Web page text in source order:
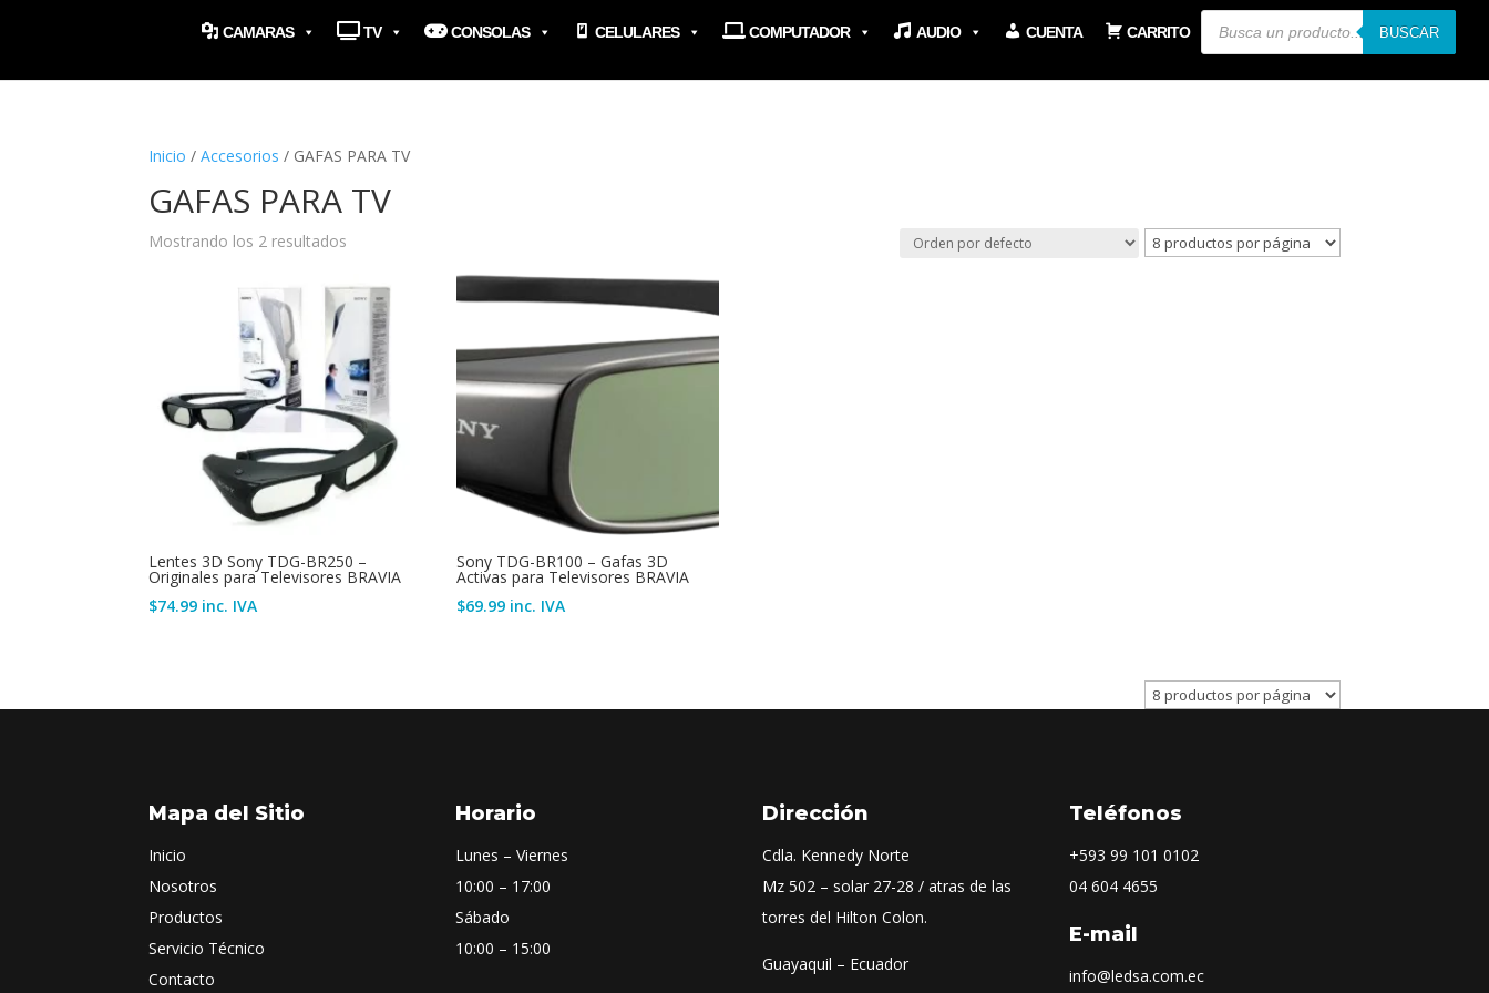
CAMARAS TV CONSOLAS CELULARES COMPUTADOR AUDIO CUENTA CARRITO
Búsqueda
BUSCAR
Inicio /Accesorios / GAFAS PARA TV
GAFAS PARA TV
Mostrando los 2 resultados
Lentes 3D Sony TDG-BR250 –
Originales para Televisores BRAVIA
$74.99 inc. IVA
Sony TDG-BR100 – Gafas 3D
Activas para Televisores BRAVIA
$69.99 inc. IVA
Mapa del Sitio
Inicio
Nosotros
Productos
Servicio Técnico
Contacto
Horario
Lunes – Viernes
10:00 – 17:00
Sábado
10:00 – 15:00
Dirección
Cdla. Kennedy Norte
Mz 502 – solar 27-28 / atras de las
torres del Hilton Colon.
Guayaquil – Ecuador
Teléfonos
+593 99 101 0102
04 604 4655
E-mail
info@ledsa.com.ec